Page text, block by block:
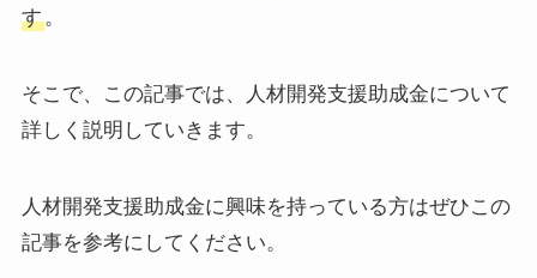
す。
そこで、この記事では、人材開発支援助成金について
詳しく説明していきます。
人材開発支援助成金に興味を持っている方はぜひこの
記事を参考にしてください。